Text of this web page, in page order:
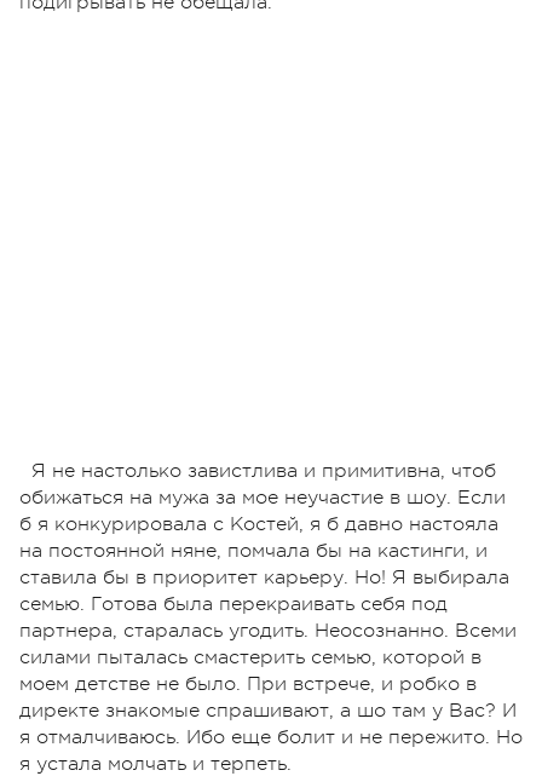
Я не настолько завистлива и примитивна, чтоб
обижаться на мужа за мое неучастие в шоу. Если
б я конкурировала с Костей, я б давно настояла
на постоянной няне, помчала бы на кастинги, и
ставила бы в приоритет карьеру. Но! Я выбирала
семью. Готова была перекраивать себя под
партнера, старалась угодить. Неосознанно. Всеми
силами пыталась смастерить семью, которой в
моем детстве не было. При встрече, и робко в
директе знакомые спрашивают, а шо там у Вас? И
я отмалчиваюсь. Ибо еще болит и не пережито. Но
я устала молчать и терпеть.